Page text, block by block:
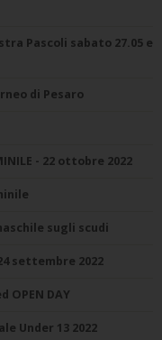
Pascoli sabato 27.05 e
di Pesaro
- 22 ottobre 2022
sugli scudi
settembre 2022
OPEN DAY
Under 13 2022